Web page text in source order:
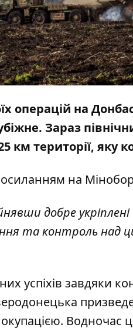
операцій на
Зараз
км території, яку
на
добре
та контроль над
успіхів завдяки
Водночас